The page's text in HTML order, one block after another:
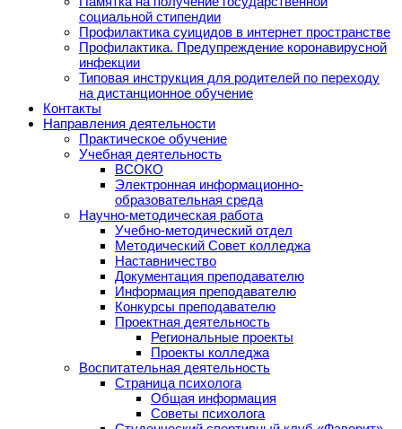
социальной стипендии
Профилактика суицидов в интернет пространстве
Профилактика. Предупреждение коронавирусной
инфекции
Типовая инструкция для родителей по переходу
на дистанционное обучение
Контакты
Направления деятельности
Практическое обучение
Учебная деятельность
ВСОКО
Электронная информационно-
образовательная среда
Научно-методическая работа
Учебно-методический отдел
Методический Совет колледжа
Наставничество
Документация преподавателю
Информация преподавателю
Конкурсы преподавателю
Проектная деятельность
Региональные проекты
Проекты колледжа
Воспитательная деятельность
Страница психолога
Общая информация
Советы психолога